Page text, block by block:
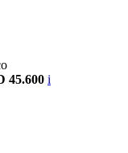
45.600 i